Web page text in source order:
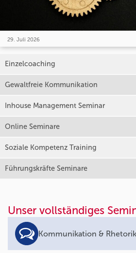
29. Juli 2026
Einzelcoaching
Gewaltfreie Kommunikation
Inhouse Management Seminar
Online Seminare
Soziale Kompetenz Training
Führungskräfte Seminare
Unser vollständiges
Kommunikation & Rhetorik